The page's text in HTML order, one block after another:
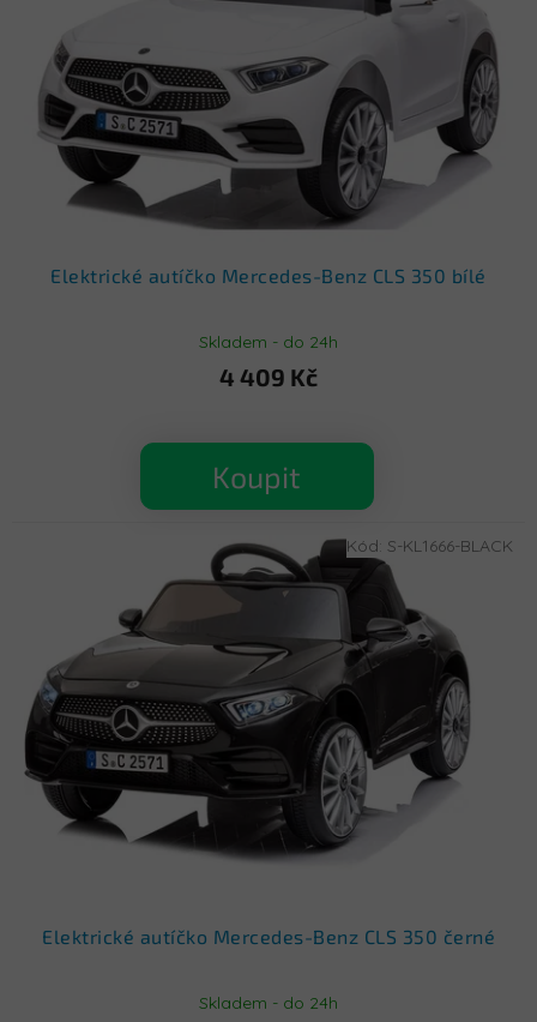
Elektrické autíčko Mercedes-Benz CLS 350 bílé
Skladem - do 24h
4 409 Kč
Koupit
Elektrické autíčko Mercedes-Benz CLS 350 černé
Skladem - do 24h
Kód: S-KL1666-BLACK